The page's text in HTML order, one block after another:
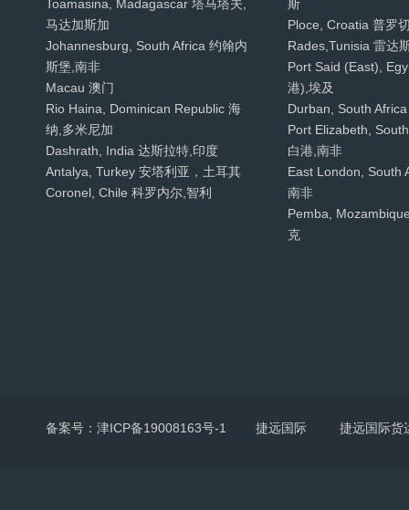
Toamasina, Madagascar 塔马塔夫,
马达加斯加
Johannesburg, South Africa 约翰内
斯堡,南非
Macau 澳门
Rio Haina, Dominican Republic 海
纳,多米尼加
Dashrath, India 达斯拉特,印度
Antalya, Turkey 安塔利亚，土耳其
Coronel, Chile 科罗内尔,智利
斯
Ploce, Croatia 普罗
Rades,Tunisia 雷达
Port Said (East),
港),埃及
Durban, South
Port Elizabeth,
白港,南非
East London, South
南非
Pemba,
克
备案号：津ICP备19008163号-1 捷远国际 捷远国际货